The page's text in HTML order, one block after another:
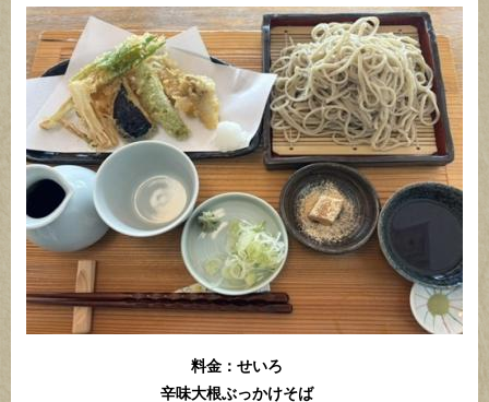
料金：せいろ
辛味大根ぶっかけそば